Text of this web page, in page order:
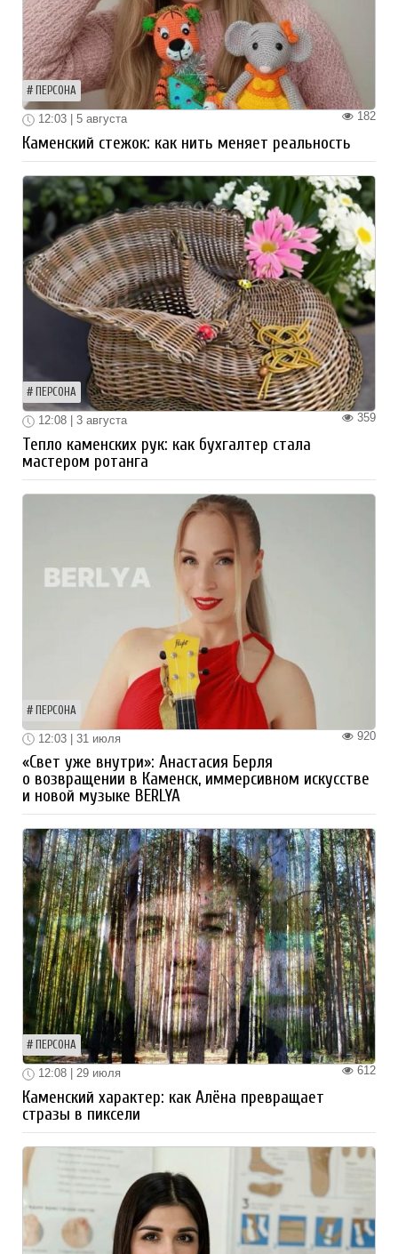
ПЕРСОНА
182
12:03 | 5 августа
Каменский стежок: как нить меняет реальность
ПЕРСОНА
359
12:08 | 3 августа
Тепло каменских рук: как бухгалтер стала
мастером ротанга
ПЕРСОНА
920
12:03 | 31 июля
«Свет уже внутри»: Анастасия Берля
о возвращении в Каменск, иммерсивном искусстве
и новой музыке BERLYA
ПЕРСОНА
612
12:08 | 29 июля
Каменский характер: как Алёна превращает
стразы в пиксели